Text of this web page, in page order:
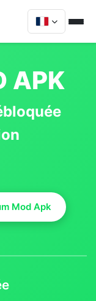
APK
Mod Apk